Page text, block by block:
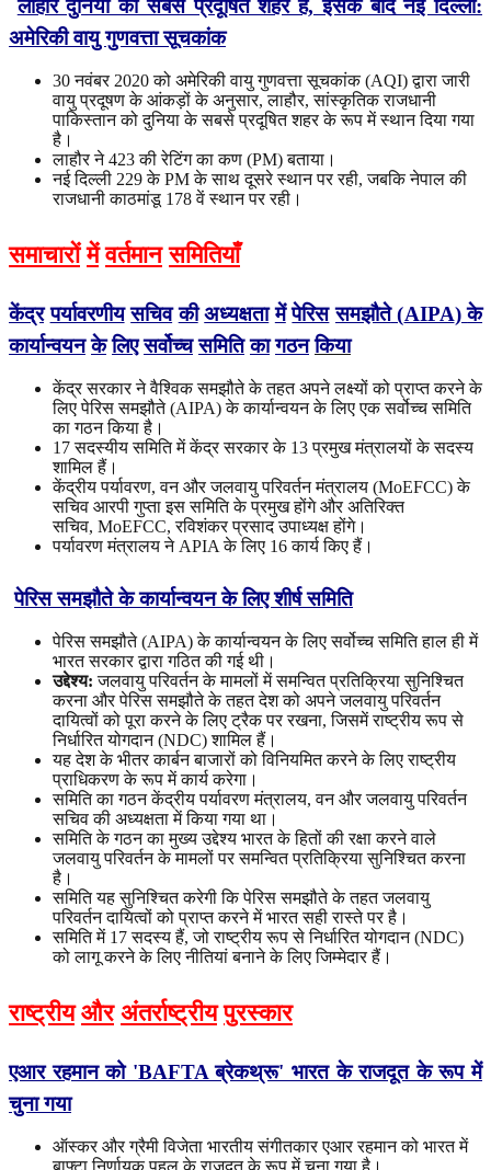
लाहौर दुनिया का सबसे प्रदूषित शहर है, इसके बाद नई दिल्ली:
अमेरिकी वायु गुणवत्ता सूचकांक
30 नवंबर 2020 को अमेरिकी वायु गुणवत्ता सूचकांक (AQI) द्वारा जारी
वायु प्रदूषण के आंकड़ों के अनुसार, लाहौर, सांस्कृतिक राजधानी
पाकिस्तान को दुनिया के सबसे प्रदूषित शहर के रूप में स्थान दिया गया
है।
लाहौर ने 423 की रेटिंग का कण (PM) बताया।
नई दिल्ली 229 के PM के साथ दूसरे स्थान पर रही, जबकि नेपाल की
राजधानी काठमांडू 178 वें स्थान पर रही।
समाचारों में वर्तमान समितियाँ
केंद्र पर्यावरणीय सचिव की अध्यक्षता में पेरिस समझौते(AIPA)के
कार्यान्वयन के लिए सर्वोच्च समिति का गठन किया
केंद्र सरकार ने वैश्विक समझौते के तहत अपने लक्ष्यों को प्राप्त करने के
लिए पेरिस समझौते (AIPA) के कार्यान्वयन के लिए एक सर्वोच्च समिति
का गठन किया है।
17 सदस्यीय समिति में केंद्र सरकार के 13 प्रमुख मंत्रालयों के सदस्य
शामिल हैं।
केंद्रीय पर्यावरण, वन और जलवायु परिवर्तन मंत्रालय (MoEFCC) के
सचिव आरपी गुप्ता इस समिति के प्रमुख होंगे और अतिरिक्त
सचिव, MoEFCC, रविशंकर प्रसाद उपाध्यक्ष होंगे।
पर्यावरण मंत्रालय ने APIA के लिए 16 कार्य किए हैं।
पेरिस समझौते के कार्यान्वयन के लिए शीर्ष समिति
पेरिस समझौते (AIPA) के कार्यान्वयन के लिए सर्वोच्च समिति हाल ही में
भारत सरकार द्वारा गठित की गई थी।
उद्देश्य:जलवायु परिवर्तन के मामलों में समन्वित प्रतिक्रिया सुनिश्चित
करना और पेरिस समझौते के तहत देश को अपने जलवायु परिवर्तन
दायित्वों को पूरा करने के लिए ट्रैक पर रखना, जिसमें राष्ट्रीय रूप से
निर्धारित योगदान (NDC) शामिल हैं।
यह देश के भीतर कार्बन बाजारों को विनियमित करने के लिए राष्ट्रीय
प्राधिकरण के रूप में कार्य करेगा।
समिति का गठन केंद्रीय पर्यावरण मंत्रालय, वन और जलवायु परिवर्तन
सचिव की अध्यक्षता में किया गया था।
समिति के गठन का मुख्य उद्देश्य भारत के हितों की रक्षा करने वाले
जलवायु परिवर्तन के मामलों पर समन्वित प्रतिक्रिया सुनिश्चित करना
है।
समिति यह सुनिश्चित करेगी कि पेरिस समझौते के तहत जलवायु
परिवर्तन दायित्वों को प्राप्त करने में भारत सही रास्ते पर है।
समिति में 17 सदस्य हैं, जो राष्ट्रीय रूप से निर्धारित योगदान (NDC)
को लागू करने के लिए नीतियां बनाने के लिए जिम्मेदार हैं।
राष्ट्रीय और अंतर्राष्ट्रीय पुरस्कार
एआर रहमान को 'BAFTA ब्रेकथ्रू' भारत के राजदूत के रूप में
चुना गया
ऑस्कर और ग्रैमी विजेता भारतीय संगीतकार एआर रहमान को भारत में
बाफ्टा निर्णायक पहल के राजदूत के रूप में चुना गया है।